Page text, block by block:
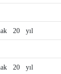
20 yıl
20 yıl